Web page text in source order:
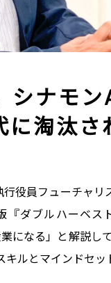
シナモン
に淘汰さ
役員フューチャリ
ダブルハーベス
業になる」と解説
ルとマインドセット